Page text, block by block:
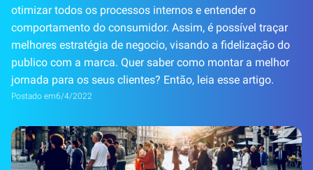
otimizar todos os processos internos e entender o
comportamento do consumidor. Assim, é possível traçar
melhores estratégia de negocio, visando a fidelização do
publico com a marca. Quer saber como montar a melhor
jornada para os seus clientes? Então, leia esse artigo.
Postado em6/4/2022